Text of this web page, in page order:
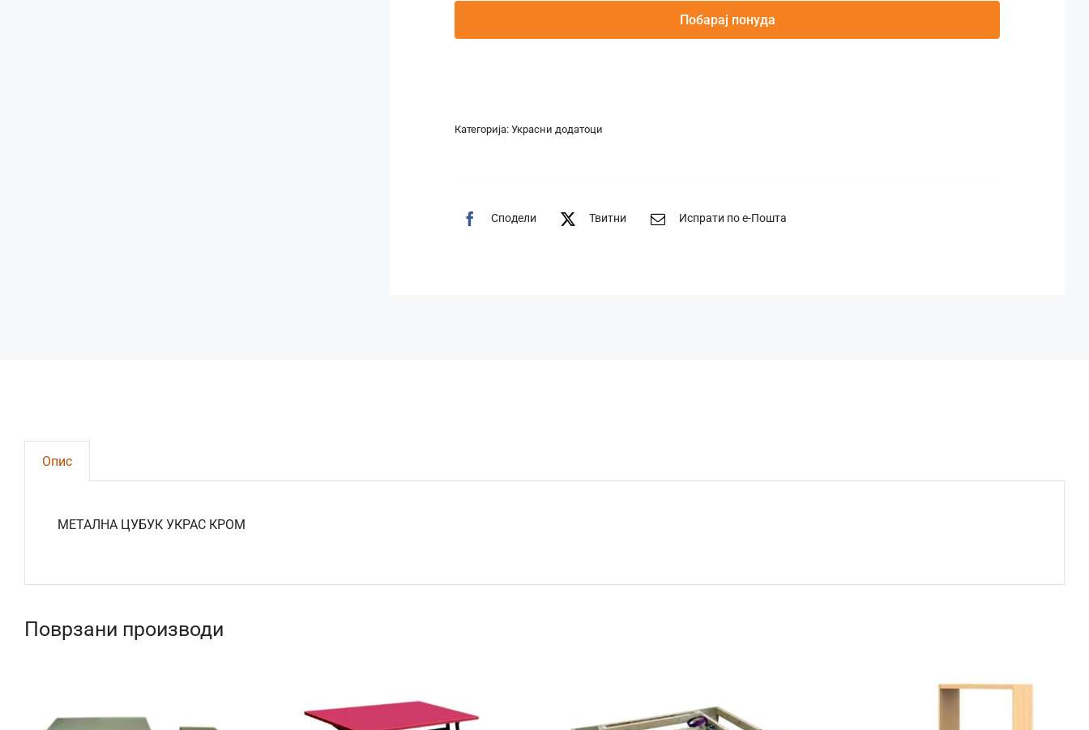
Побарај понуда
Категорија:Украсни додатоци
Сподели Твитни Испрати по е-Пошта
Опис
МЕТАЛНА ЦУБУК УКРАС КРОМ
Поврзани производи